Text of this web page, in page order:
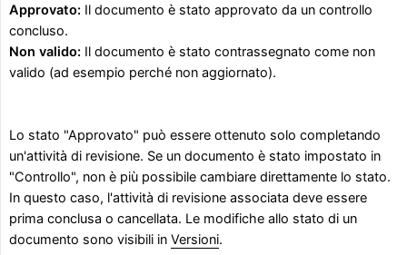
Approvato: Il documento è stato approvato da un controllo
concluso.
Non valido: Il documento è stato contrassegnato come non
valido (ad esempio perché non aggiornato).
Lo stato "Approvato" può essere ottenuto solo completando
un'attività di revisione. Se un documento è stato impostato in
"Controllo", non è più possibile cambiare direttamente lo stato.
In questo caso, l'attività di revisione associata deve essere
prima conclusa o cancellata. Le modifiche allo stato di un
documento sono visibili in Versioni.